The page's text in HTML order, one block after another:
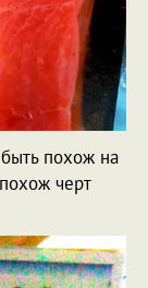
похож на
черт